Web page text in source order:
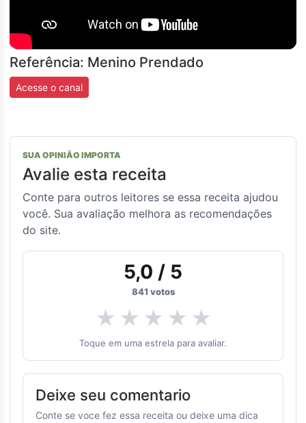
Referência: Menino Prendado
Acesse o canal
SUA OPINIÃO IMPORTA
Avalie esta receita
Conte para outros leitores se essa receita ajudou
você. Sua avaliação melhora as recomendações
do site.
5,0 / 5
841 votos
★ ★ ★ ★ ★
Toque em uma estrela para avaliar.
Deixe seu comentario
Conte se voce fez essa receita ou deixe uma dica